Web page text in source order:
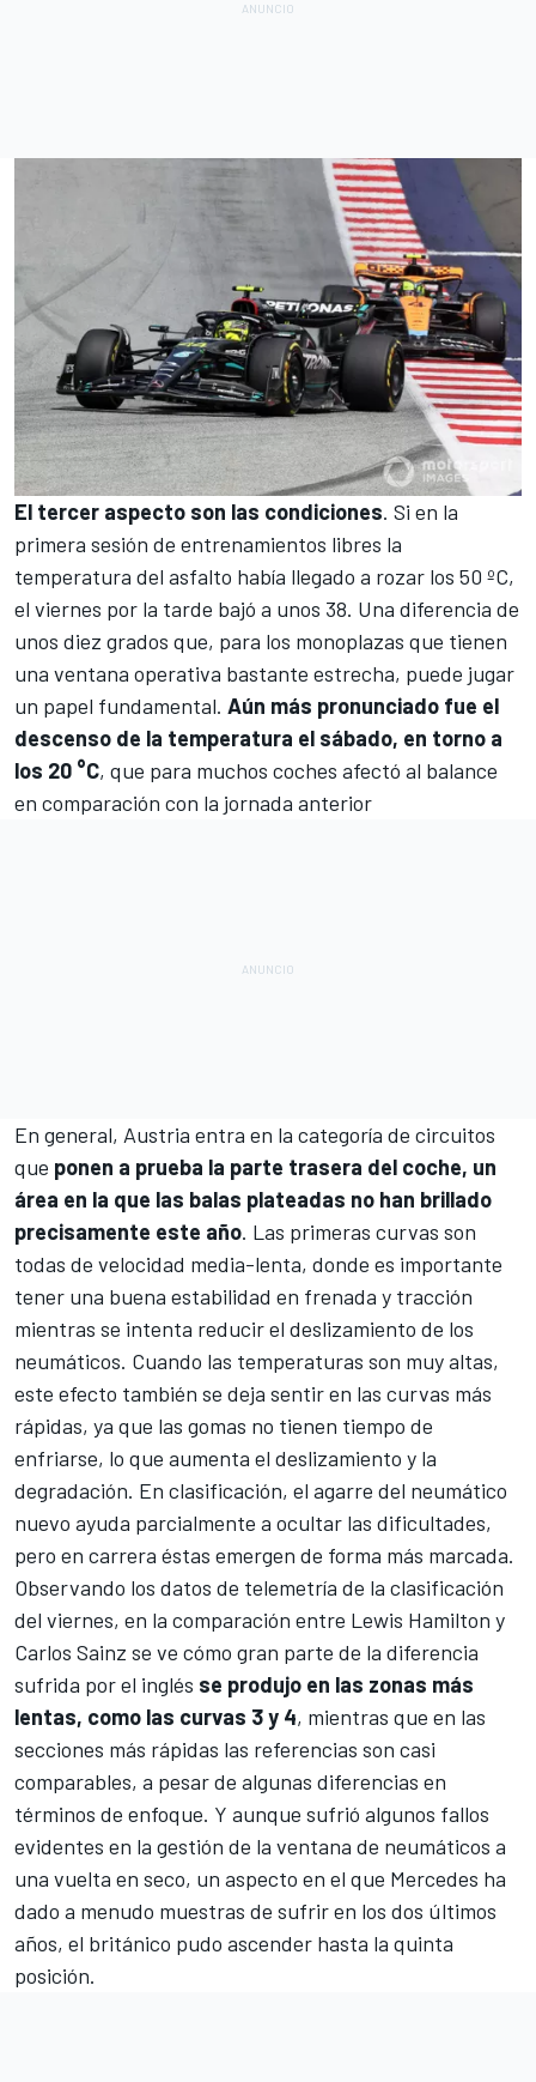
El tercer aspecto son las condiciones. Si en la
primera sesión de entrenamientos libres la
temperatura del asfalto había llegado a rozar los 50 ºC,
el viernes por la tarde bajó a unos 38. Una diferencia de
unos diez grados que, para los monoplazas que tienen
una ventana operativa bastante estrecha, puede jugar
un papel fundamental. Aún más pronunciado fue el
descenso de la temperatura el sábado, en torno a
los 20 °C, que para muchos coches afectó al balance
en comparación con la jornada anterior
En general, Austria entra en la categoría de circuitos
que ponen a prueba la parte trasera del coche, un
área en la que las balas plateadas no han brillado
precisamente este año. Las primeras curvas son
todas de velocidad media-lenta, donde es importante
tener una buena estabilidad en frenada y tracción
mientras se intenta reducir el deslizamiento de los
neumáticos. Cuando las temperaturas son muy altas,
este efecto también se deja sentir en las curvas más
rápidas, ya que las gomas no tienen tiempo de
enfriarse, lo que aumenta el deslizamiento y la
degradación. En clasificación, el agarre del neumático
nuevo ayuda parcialmente a ocultar las dificultades,
pero en carrera éstas emergen de forma más marcada.
Observando los datos de telemetría de la clasificación
del viernes, en la comparación entre Lewis Hamilton y
Carlos Sainz se ve cómo gran parte de la diferencia
sufrida por el inglés se produjo en las zonas más
lentas, como las curvas 3 y 4, mientras que en las
secciones más rápidas las referencias son casi
comparables, a pesar de algunas diferencias en
términos de enfoque. Y aunque sufrió algunos fallos
evidentes en la gestión de la ventana de neumáticos a
una vuelta en seco, un aspecto en el que Mercedes ha
dado a menudo muestras de sufrir en los dos últimos
años, el británico pudo ascender hasta la quinta
posición.